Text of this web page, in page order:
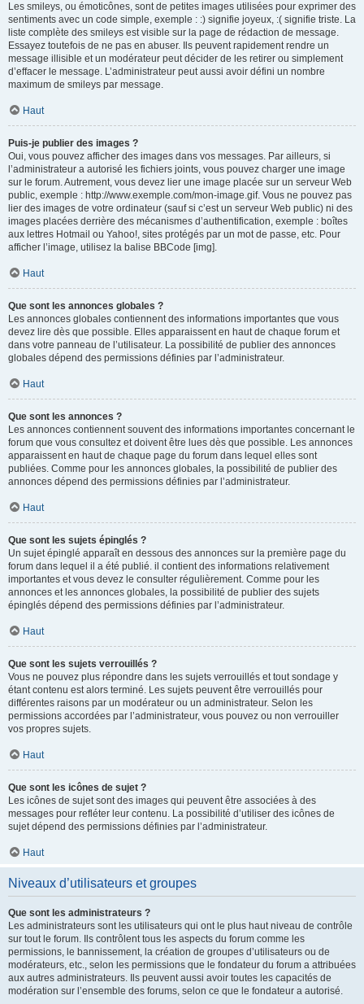
Les smileys, ou émoticônes, sont de petites images utilisées pour exprimer des
sentiments avec un code simple, exemple : :) signifie joyeux, :( signifie triste. La
liste complète des smileys est visible sur la page de rédaction de message.
Essayez toutefois de ne pas en abuser. Ils peuvent rapidement rendre un
message illisible et un modérateur peut décider de les retirer ou simplement
d’effacer le message. L’administrateur peut aussi avoir défini un nombre
maximum de smileys par message.
Haut
Puis-je publier des images ?
Oui, vous pouvez afficher des images dans vos messages. Par ailleurs, si
l’administrateur a autorisé les fichiers joints, vous pouvez charger une image
sur le forum. Autrement, vous devez lier une image placée sur un serveur Web
public, exemple : http://www.exemple.com/mon-image.gif. Vous ne pouvez pas
lier des images de votre ordinateur (sauf si c’est un serveur Web public) ni des
images placées derrière des mécanismes d’authentification, exemple : boîtes
aux lettres Hotmail ou Yahoo!, sites protégés par un mot de passe, etc. Pour
afficher l’image, utilisez la balise BBCode [img].
Haut
Que sont les annonces globales ?
Les annonces globales contiennent des informations importantes que vous
devez lire dès que possible. Elles apparaissent en haut de chaque forum et
dans votre panneau de l’utilisateur. La possibilité de publier des annonces
globales dépend des permissions définies par l’administrateur.
Haut
Que sont les annonces ?
Les annonces contiennent souvent des informations importantes concernant le
forum que vous consultez et doivent être lues dès que possible. Les annonces
apparaissent en haut de chaque page du forum dans lequel elles sont
publiées. Comme pour les annonces globales, la possibilité de publier des
annonces dépend des permissions définies par l’administrateur.
Haut
Que sont les sujets épinglés ?
Un sujet épinglé apparaît en dessous des annonces sur la première page du
forum dans lequel il a été publié. il contient des informations relativement
importantes et vous devez le consulter régulièrement. Comme pour les
annonces et les annonces globales, la possibilité de publier des sujets
épinglés dépend des permissions définies par l’administrateur.
Haut
Que sont les sujets verrouillés ?
Vous ne pouvez plus répondre dans les sujets verrouillés et tout sondage y
étant contenu est alors terminé. Les sujets peuvent être verrouillés pour
différentes raisons par un modérateur ou un administrateur. Selon les
permissions accordées par l’administrateur, vous pouvez ou non verrouiller
vos propres sujets.
Haut
Que sont les icônes de sujet ?
Les icônes de sujet sont des images qui peuvent être associées à des
messages pour refléter leur contenu. La possibilité d’utiliser des icônes de
sujet dépend des permissions définies par l’administrateur.
Haut
Niveaux d’utilisateurs et groupes
Que sont les administrateurs ?
Les administrateurs sont les utilisateurs qui ont le plus haut niveau de contrôle
sur tout le forum. Ils contrôlent tous les aspects du forum comme les
permissions, le bannissement, la création de groupes d’utilisateurs ou de
modérateurs, etc., selon les permissions que le fondateur du forum a attribuées
aux autres administrateurs. Ils peuvent aussi avoir toutes les capacités de
modération sur l’ensemble des forums, selon ce que le fondateur a autorisé.